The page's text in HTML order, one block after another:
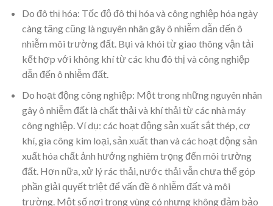
Do đô thị hóa: Tốc độ đô thị hóa và công nghiệp hóa ngày
càng tăng cũng là nguyên nhân gây ô nhiễm dẫn đến ô
nhiễm môi trường đất. Bụi và khói từ giao thông vận tải
kết hợp với không khí từ các khu đô thị và công nghiệp
dẫn đến ô nhiễm đất.
Do hoạt động công nghiệp: Một trong những nguyên nhân
gây ô nhiễm đất là chất thải và khí thải từ các nhà máy
công nghiệp. Ví dụ: các hoạt động sản xuất sắt thép, cơ
khí, gia công kim loại, sản xuất than và các hoạt động sản
xuất hóa chất ảnh hưởng nghiêm trọng đến môi trường
đất. Hơn nữa, xử lý rác thải, nước thải vẫn chưa thể góp
phần giải quyết triệt để vấn đề ô nhiễm đất và môi
trường. Một số nơi trong vùng có nhưng không đảm bảo